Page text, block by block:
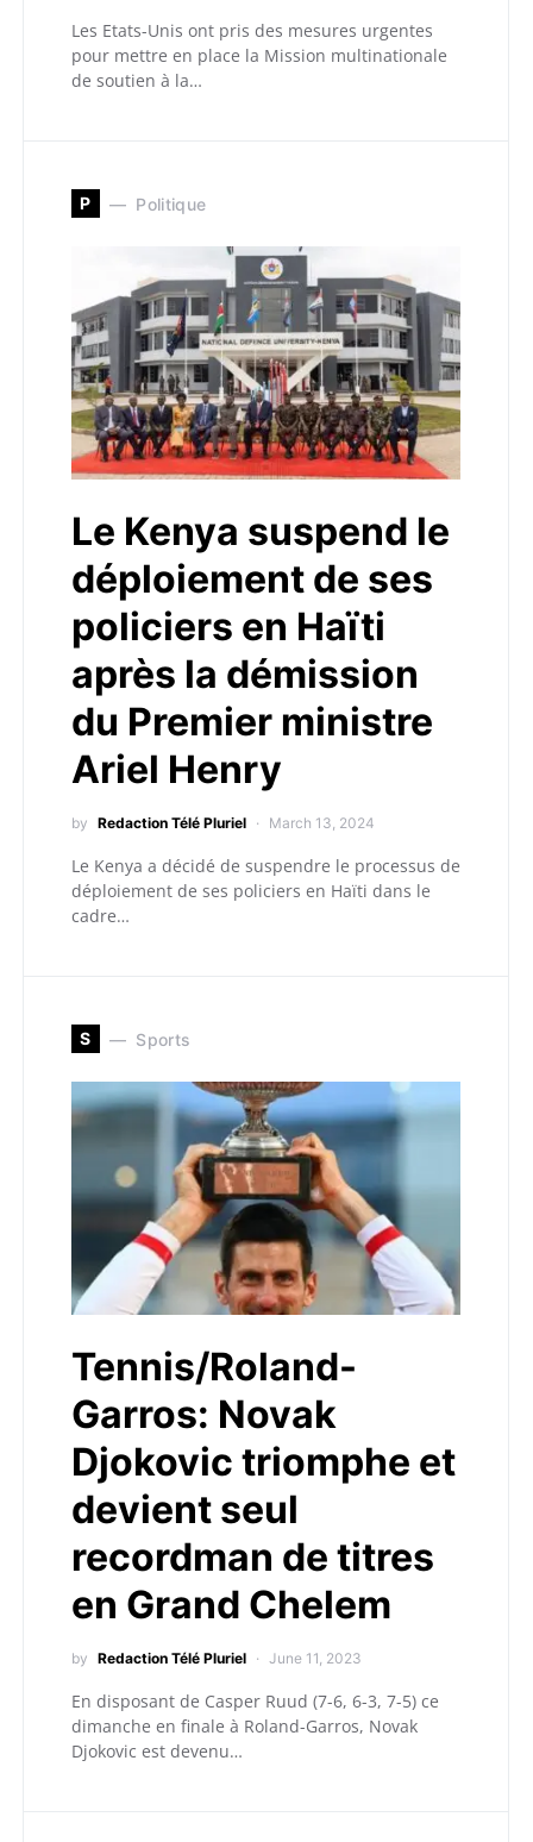
Les Etats-Unis ont pris des mesures urgentes
pour mettre en place la Mission multinationale
de soutien à la…
P Politique
Le Kenya suspend le
déploiement de ses
policiers en Haïti
après la démission
du Premier ministre
Ariel Henry
by Redaction Télé Pluriel March 13, 2024
Le Kenya a décidé de suspendre le processus de
déploiement de ses policiers en Haïti dans le
cadre…
S Sports
Tennis/Roland-
Garros: Novak
Djokovic triomphe et
devient seul
recordman de titres
en Grand Chelem
by Redaction Télé Pluriel June 11, 2023
En disposant de Casper Ruud (7-6, 6-3, 7-5) ce
dimanche en finale à Roland-Garros, Novak
Djokovic est devenu…